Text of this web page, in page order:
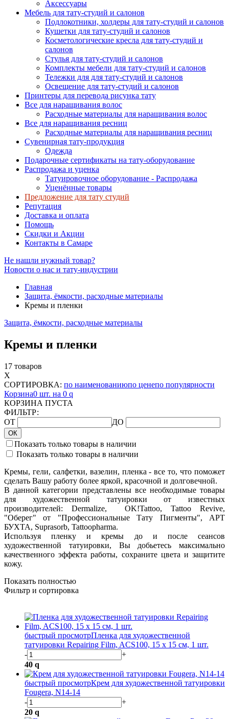
Аксессуары
Мебель для тату-студий и салонов
Подлокотники, холдеры для тату-студий и салонов
Кушетки для тату-студий и салонов
Косметологические кресла для тату-студий и
салонов
Стулья для тату-студий и салонов
Комплекты мебели для тату-студий и салонов
Тележки для для тату-студий и салонов
Освещение для тату-студий и салонов
Принтеры для перевода рисунка тату
Все для наращивания волос
Расходные материалы для наращивания волос
Все для наращивания ресниц
Расходные материалы для наращивания ресниц
Сувенирная тату-продукция
Одежда
Подарочные сертификаты на тату-оборудование
Распродажа и уценка
Татуировочное оборудование - Распродажа
Уценённые товары
Предложение для тату студий
Репутация
Доставка и оплата
Помощь
Скидки и Акции
Контакты в Самаре
Не нашли нужный товар?
Новости о нас и тату-индустрии
Главная
Защита, ёмкости, расходные материалы
Кремы и пленки
Защита, ёмкости, расходные материалы
Кремы и пленки
17 товаров
X
СОРТИРОВКА: по наименованиюпо ценепо популярности
Корзина0 шт. на 0 q
КОРЗИНА ПУСТА
ФИЛЬТР:
ОТ
ДО
ОК
Показать только товары в наличии
Показать только товары в наличии
Кремы, гели, салфетки, вазелин, пленка - все то, что поможет
сделать Вашу работу более яркой, красочной и долговечной.
В данной категории представлены все необходимые товары
для художественной татуировки от известных
производителей: Dermalize, OK!Tattoo, Tattoo Revive,
"Оберег" от "Профессиональные Тату Пигменты", АРТ
БУХТА, Suprasorb, Tattoopharma.
Используя пленку и кремы до и после сеансов
художественной татуировки, Вы добьетесь максимально
качественного эффекта работы, сохраните цвета и защитите
кожу.
Показать полностью
Фильтр и сортировка
быстрый просмотрПленка для художественной
татуировки Repairing Film, ACS100, 15 х 15 см, 1 шт.
-
+
40 q
быстрый просмотрКрем для художественной татуировки
Fougera, N14-14
-
+
20 q